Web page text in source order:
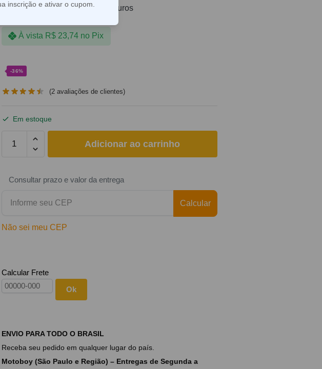
Em até 1x de R$24,90 sem juros
À vista R$ 23,74 no Pix
-36%
(2 avaliações de clientes)
Em estoque
Adicionar ao carrinho
Consultar prazo e valor da entrega
Calcular
Não sei meu CEP
Calcular Frete
Ok
ENVIO PARA TODO O BRASIL
Receba seu pedido em qualquer lugar do país.
Motoboy (São Paulo e Região) – Entregas de Segunda a
inscrição e ativar o cupom.